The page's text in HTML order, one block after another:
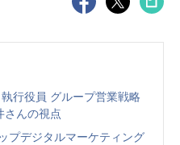
行役員 グループ営業戦略
さんの視点
プデジタルマーケティング